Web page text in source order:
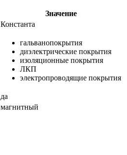
Значение
Константа
гальванопокрытия
диэлектрические покрытия
изоляционные покрытия
ЛКП
электропроводящие покрытия
да
магнитный